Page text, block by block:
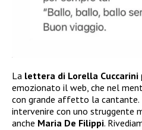
La lettera di Lorella
emozionato il web, che nel
con grande affetto la
intervenire con uno struggente
anche Maria De Filippi.